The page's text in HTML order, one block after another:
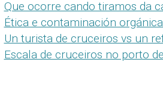
Que ocorre cando tiramos da
Ética e contaminación
Un turista de cruceiros vs un
Escala de cruceiros no porto